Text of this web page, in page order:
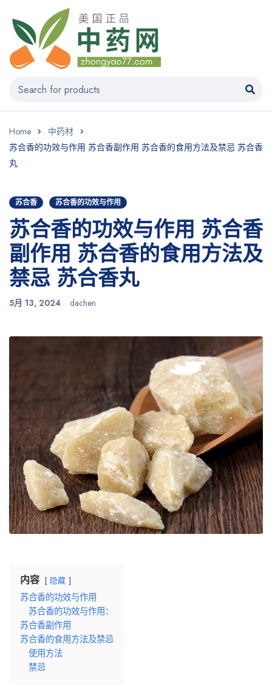
Home
中药材
苏合香的功效与作用 苏合香副作用 苏合香的食用方法及禁忌 苏合香
丸
苏合香 苏合香的功效与作用
苏合香的功效与作用 苏合香
副作用 苏合香的食用方法及
禁忌 苏合香丸
5月 13, 2024 dachen
内容 隐藏
苏合香的功效与作用
苏合香的功效与作用：
苏合香副作用
苏合香的食用方法及禁忌
使用方法
禁忌